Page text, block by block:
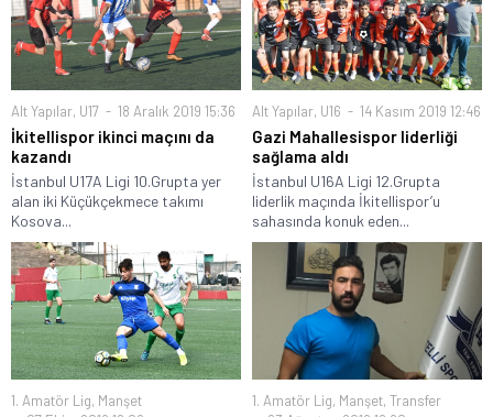
Alt Yapılar, U17 18 Aralık 2019 15:36
İkitellispor ikinci maçını da
kazandı
İstanbul U17A Ligi 10.Grupta yer
alan iki Küçükçekmece takımı
Kosova...
Alt Yapılar, U16 14 Kasım 2019 12:46
Gazi Mahallesispor liderliği
sağlama aldı
İstanbul U16A Ligi 12.Grupta
liderlik maçında İkitellispor’u
sahasında konuk eden...
1. Amatör Lig, Manşet
1. Amatör Lig, Manşet, Transfer